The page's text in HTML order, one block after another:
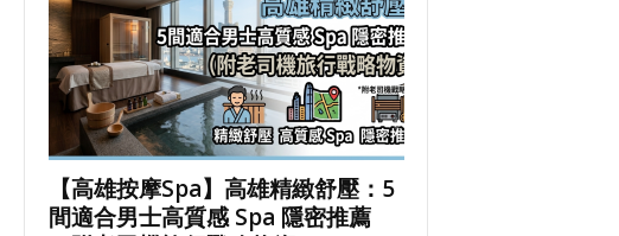
【高雄按摩Spa】高雄精緻舒壓：5
間適合男士高質感 Spa 隱密推薦